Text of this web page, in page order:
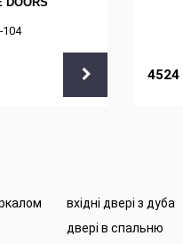
DOORS
104
4524
вхідні двері з дуба
двері в спальню